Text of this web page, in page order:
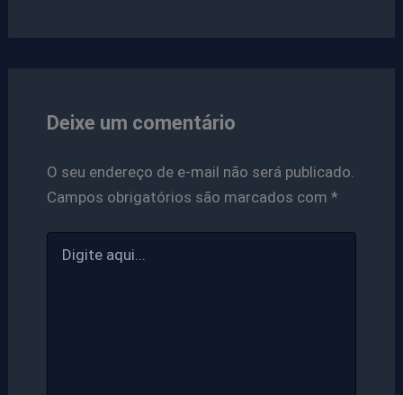
Deixe um comentário
O seu endereço de e-mail não será publicado.
Campos obrigatórios são marcados com *
aqui...